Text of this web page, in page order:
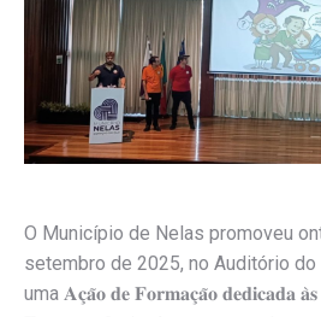
O Município de Nelas promoveu
setembro de 2025, no Auditório
uma 𝐀𝐜̧𝐚̃𝐨 𝐝𝐞 𝐅𝐨𝐫𝐦𝐚𝐜̧𝐚̃𝐨 𝐝𝐞𝐝𝐢𝐜𝐚𝐝𝐚 𝐚̀𝐬